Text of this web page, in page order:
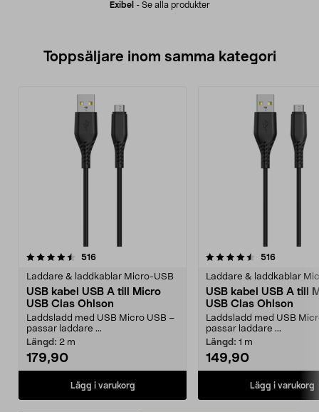
Exibel - Se alla produkter
Toppsäljare inom samma kategori
516recensioner
Laddare & laddkablar Micro-USB
USB kabel USB A till Micro
USB Clas Ohlson
Laddsladd med USB Micro USB –
passar laddare ...
Längd: 2 m
179,90
Lägg i varukorg
4.5 av 5 stjärnor 516
Laddare & laddkablar
USB kabel USB A till Micro
USB Clas Ohlson
Laddsladd med USB
passar laddare ...
Längd: 1 m
149,90
Lägg i varukorg
4.5 av 5 stjärnor